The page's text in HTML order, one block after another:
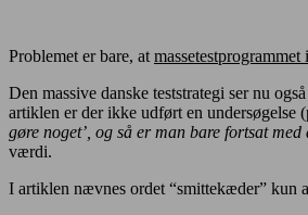
Problemet er bare, at
Den massive danske teststrategi ser nu
artiklen er der ikke udført en undersøgelse
gøre noget’, og så er man bare fortsat
værdi.
I artiklen nævnes ordet “smittekæder” kun